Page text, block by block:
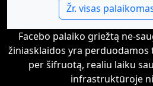
Žr. visas
Facebo palaiko griežtą ne-
žiniasklaidos yra perduodamos
per šifruotą, realiu laiku
infrastruktūroje